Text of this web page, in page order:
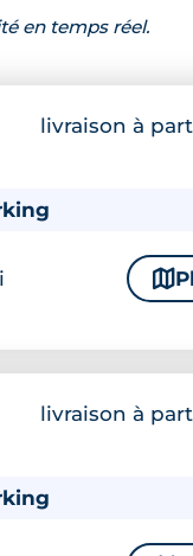
en temps réel.
livraison à
🗞
livraison à